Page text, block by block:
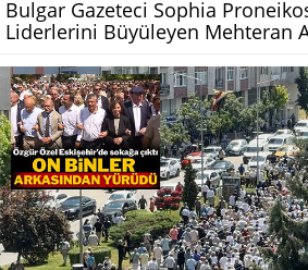
Bulgar Gazeteci Sophia
Liderlerini Büyüleyen Mehteran